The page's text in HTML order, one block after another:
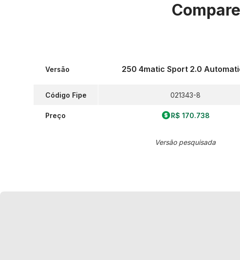
Versão
Código Fipe
Preço
250 4matic Sport 2.0
021343-8
R$ 170.738
Versão pesquisada